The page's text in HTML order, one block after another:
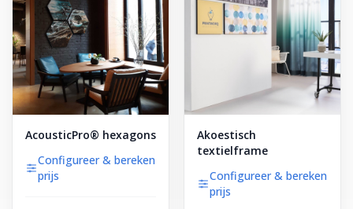
AcousticPro® hexagons
Configureer & bereken
prijs
Akoestisch
textielframe
Configureer & bereken
prijs